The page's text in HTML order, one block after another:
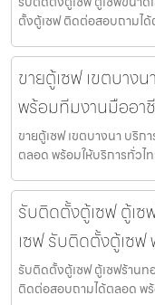
ตั้งตู้เซฟ ติดต่อสอบถามไ
ขายตู้เซฟ เขตบาง
พร้อมทีมงานมืออา
ขายตู้เซฟ เขตบางนา บริ
ตลอด พร้อมให้บริการทั่วไ
รับติดตั้งตู้เซฟ ตู้เซ
เซฟ รับติดตั้งตู้เซ
รับติดตั้งตู้เซฟ ตู้เซฟร้านท
ติดต่อสอบถามได้ตลอด พ